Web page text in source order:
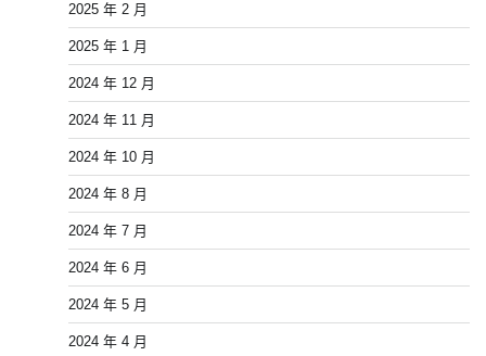
2025 年 2 月
2025 年 1 月
2024 年 12 月
2024 年 11 月
2024 年 10 月
2024 年 8 月
2024 年 7 月
2024 年 6 月
2024 年 5 月
2024 年 4 月